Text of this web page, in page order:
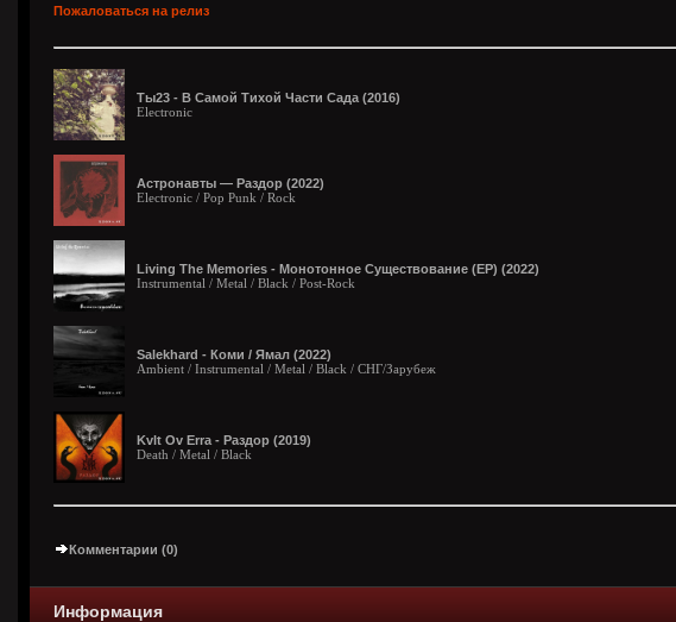
Пожаловаться на релиз
Ты23 - В Самой Тихой Части Сада (2016)
Electronic
Астронавты — Раздор (2022)
Electronic / Pop Punk / Rock
Living The Memories - Монотонное Существование (EP) (2022)
Instrumental / Metal / Black / Post-Rock
Salekhard - Коми / Ямал (2022)
Ambient / Instrumental / Metal / Black / СНГ/Зарубеж
Kvlt Ov Erra - Раздор (2019)
Death / Metal / Black
Комментарии (0)
Информация